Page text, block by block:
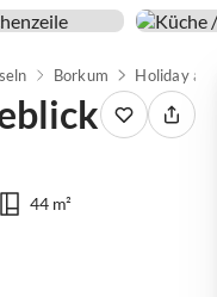
Borkum
44 m²